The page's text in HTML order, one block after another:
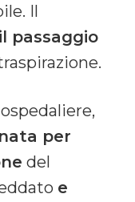
Il
passaggio
per
del
e